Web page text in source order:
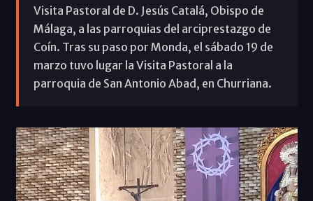
Visita Pastoral de D. Jesús Catalá, Obispo de
Málaga, a las parroquias del arciprestazgo de
Coín. Tras su paso por Monda, el sábado 19 de
marzo tuvo lugar la Visita Pastoral a la
parroquia de San Antonio Abad, en Churriana.